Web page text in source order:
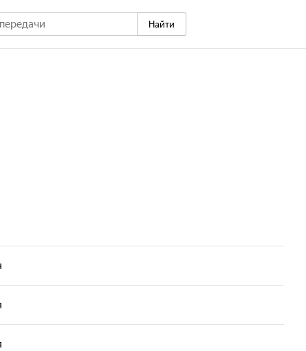
Найти
которой каждый найдет для себя что-то новое и
которой каждый найдет для себя что-то новое и